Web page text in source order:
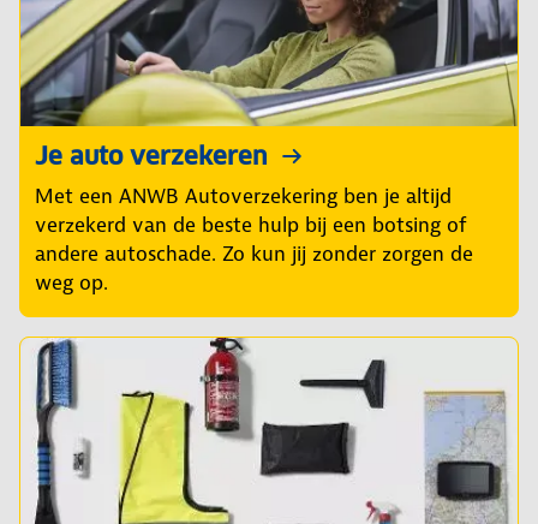
Je auto verzekeren
Met een ANWB Autoverzekering ben je altijd
verzekerd van de beste hulp bij een botsing of
andere autoschade. Zo kun jij zonder zorgen de
weg op.